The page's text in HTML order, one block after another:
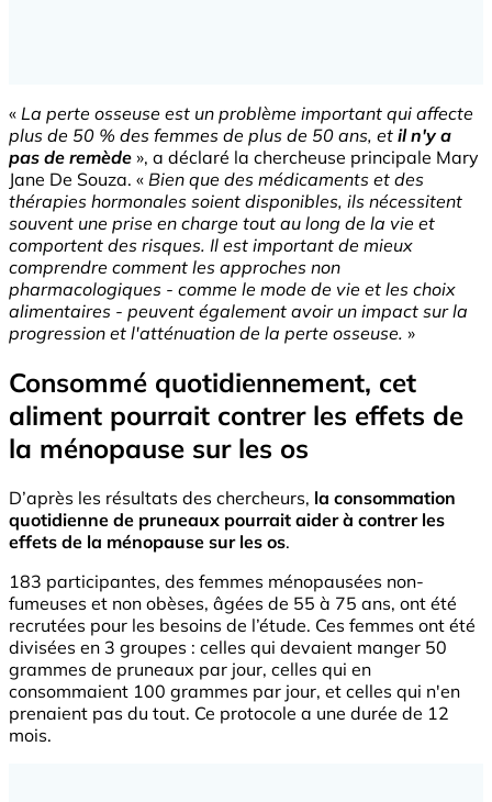
« La perte osseuse est un problème important qui affecte
plus de 50 % des femmes de plus de 50 ans, et il n'y a
pas de remède », a déclaré la chercheuse principale Mary
Jane De Souza. « Bien que des médicaments et des
thérapies hormonales soient disponibles, ils nécessitent
souvent une prise en charge tout au long de la vie et
comportent des risques. Il est important de mieux
comprendre comment les approches non
pharmacologiques - comme le mode de vie et les choix
alimentaires - peuvent également avoir un impact sur la
progression et l'atténuation de la perte osseuse. »
Consommé quotidiennement, cet
aliment pourrait contrer les effets de
la ménopause sur les os
D’après les résultats des chercheurs, la consommation
quotidienne de pruneaux pourrait aider à contrer les
effets de la ménopause sur les os.
183 participantes, des femmes ménopausées non-
fumeuses et non obèses, âgées de 55 à 75 ans, ont été
recrutées pour les besoins de l’étude. Ces femmes ont été
divisées en 3 groupes : celles qui devaient manger 50
grammes de pruneaux par jour, celles qui en
consommaient 100 grammes par jour, et celles qui n'en
prenaient pas du tout. Ce protocole a une durée de 12
mois.